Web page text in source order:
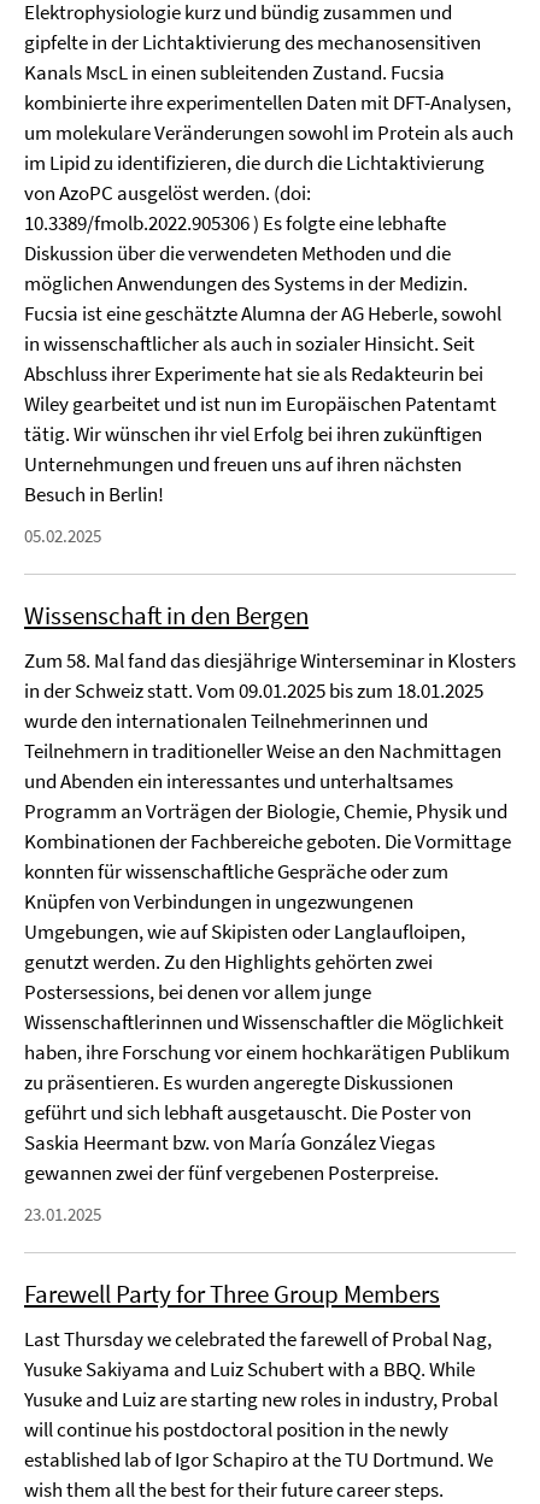
Elektrophysiologie kurz und bündig zusammen und
gipfelte in der Lichtaktivierung des mechanosensitiven
Kanals MscL in einen subleitenden Zustand. Fucsia
kombinierte ihre experimentellen Daten mit DFT-Analysen,
um molekulare Veränderungen sowohl im Protein als auch
im Lipid zu identifizieren, die durch die Lichtaktivierung
von AzoPC ausgelöst werden. (doi:
10.3389/fmolb.2022.905306 ) Es folgte eine lebhafte
Diskussion über die verwendeten Methoden und die
möglichen Anwendungen des Systems in der Medizin.
Fucsia ist eine geschätzte Alumna der AG Heberle, sowohl
in wissenschaftlicher als auch in sozialer Hinsicht. Seit
Abschluss ihrer Experimente hat sie als Redakteurin bei
Wiley gearbeitet und ist nun im Europäischen Patentamt
tätig. Wir wünschen ihr viel Erfolg bei ihren zukünftigen
Unternehmungen und freuen uns auf ihren nächsten
Besuch in Berlin!
05.02.2025
Wissenschaft in den Bergen
Zum 58. Mal fand das diesjährige Winterseminar in Klosters
in der Schweiz statt. Vom 09.01.2025 bis zum 18.01.2025
wurde den internationalen Teilnehmerinnen und
Teilnehmern in traditioneller Weise an den Nachmittagen
und Abenden ein interessantes und unterhaltsames
Programm an Vorträgen der Biologie, Chemie, Physik und
Kombinationen der Fachbereiche geboten. Die Vormittage
konnten für wissenschaftliche Gespräche oder zum
Knüpfen von Verbindungen in ungezwungenen
Umgebungen, wie auf Skipisten oder Langlaufloipen,
genutzt werden. Zu den Highlights gehörten zwei
Postersessions, bei denen vor allem junge
Wissenschaftlerinnen und Wissenschaftler die Möglichkeit
haben, ihre Forschung vor einem hochkarätigen Publikum
zu präsentieren. Es wurden angeregte Diskussionen
geführt und sich lebhaft ausgetauscht. Die Poster von
Saskia Heermant bzw. von María González Viegas
gewannen zwei der fünf vergebenen Posterpreise.
23.01.2025
Farewell Party for Three Group Members
Last Thursday we celebrated the farewell of Probal Nag,
Yusuke Sakiyama and Luiz Schubert with a BBQ. While
Yusuke and Luiz are starting new roles in industry, Probal
will continue his postdoctoral position in the newly
established lab of Igor Schapiro at the TU Dortmund. We
wish them all the best for their future career steps.